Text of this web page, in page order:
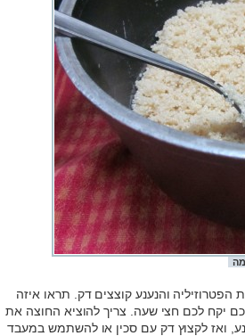
והנענע קוצצים דק. תראו איזה
יקח לכם חצי שעה. צריך להוציא החוצה את
ואז לקצוץ דק עם סכין או להשתמש במעבד